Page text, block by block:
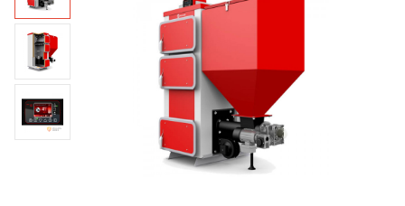
Статті
Контакти